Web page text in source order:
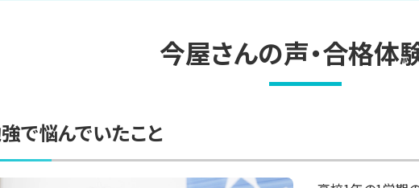
今屋さんの声・合格体
で悩んでいたこと